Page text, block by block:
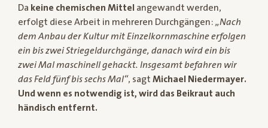
Da keine chemischen Mittel angewandt werden,
erfolgt diese Arbeit in mehreren Durchgängen: „Nach
dem Anbau der Kultur mit Einzelkornmaschine erfolgen
ein bis zwei Striegeldurchgänge, danach wird ein bis
zwei Mal maschinell gehackt. Insgesamt befahren wir
das Feld fünf bis sechs Mal“, sagt Michael Niedermayer.
Und wenn es notwendig ist, wird das Beikraut auch
händisch entfernt.